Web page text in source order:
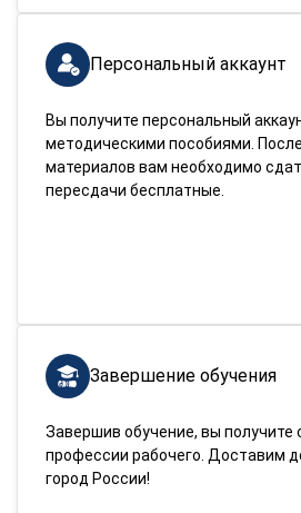
Персональный аккаунт
Вы получите персональный
методическими пособиями.
материалов вам необходимо
пересдачи бесплатные.
Завершение обучения
Завершив обучение, вы получите
профессии рабочего. Доставим
город России!